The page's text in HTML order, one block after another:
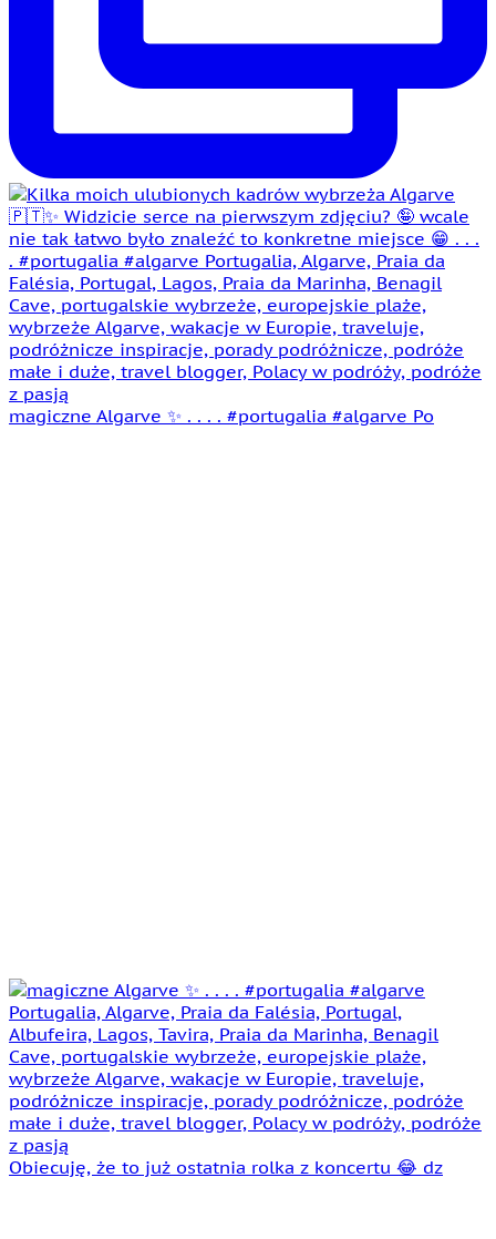
magiczne Algarve ✨ . . . . #portugalia #algarve Po
Obiecuję, że to już ostatnia rolka z koncertu 😂 dz